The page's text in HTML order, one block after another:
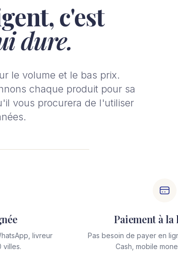
c'est
dure.
le volume et le bas prix.
chaque produit pour sa
vous procurera de l'utiliser
livreur
villes.
Paiement à
Pas besoin de payer en
Cash, mobile